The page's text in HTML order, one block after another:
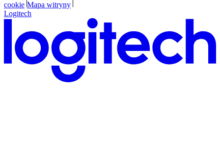
cookie Mapa witryny
Logitech